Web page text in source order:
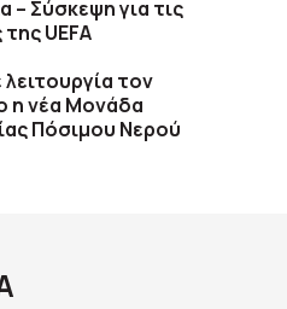
– Σύσκεψη για τις
UEFA
τον
η νέα Μονάδα
Πόσιμου Νερού